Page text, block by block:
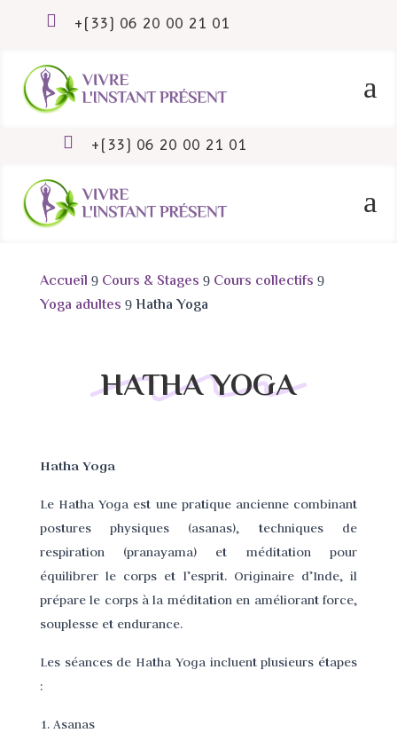
 +(33) 06 20 00 21 01
a
 +(33) 06 20 00 21 01
a
Accueil 9 Cours & Stages 9 Cours collectifs 9
Yoga adultes 9 Hatha Yoga
HATHA YOGA
Hatha Yoga
Le Hatha Yoga est une pratique ancienne combinant
postures physiques (asanas), techniques de
respiration (pranayama) et méditation pour
équilibrer le corps et l’esprit. Originaire d’Inde, il
prépare le corps à la méditation en améliorant force,
souplesse et endurance.
Les séances de Hatha Yoga incluent plusieurs étapes
:
1. Asanas